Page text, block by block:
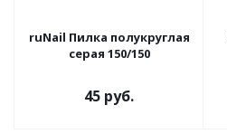
ruNail Пилка полукруглая
серая 150/150
45 руб.